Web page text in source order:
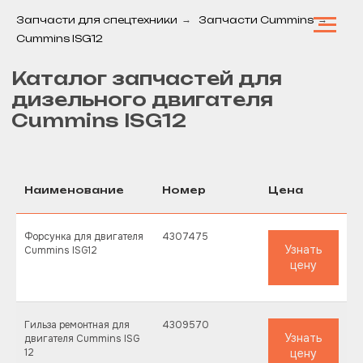
Запчасти для спецтехники → Запчасти Cummins →
Cummins ISG12
дизельного двигателя
Cummins ISG12
Наименование Номер Цена
Форсунка для двигателя
Cummins ISG12
4307475
Узнать
цену
Гильза ремонтная для
двигателя Cummins ISG
12
4309570
Узнать
цену